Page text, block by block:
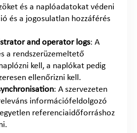
és a naplóadatokat védeni
és a jogosulatlan hozzáférés
and operator logs: A
a rendszerüzemeltető
kell, a naplókat pedig
ellenőrizni kell.
: A szervezeten
információfeldolgozó
referenciaidőforráshoz